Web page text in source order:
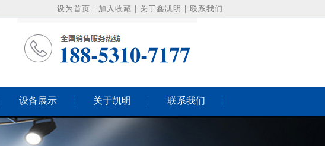
设为首页 加入收藏 关于鑫凯明 联系我们
设备展示 关于凯明 联系我们